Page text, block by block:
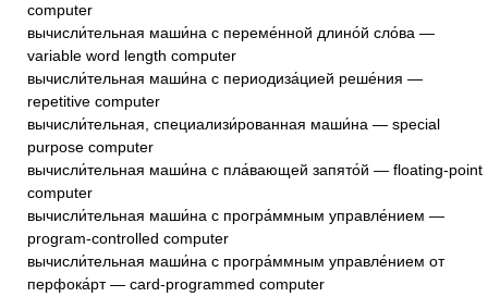
computer
вычисли́тельная маши́на с переме́нной длино́й сло́ва —
variable word length computer
вычисли́тельная маши́на с периодиза́цией реше́ния —
repetitive computer
вычисли́тельная, специализи́рованная маши́на — special
purpose computer
вычисли́тельная маши́на с пла́вающей запято́й — floating-point
computer
вычисли́тельная маши́на с програ́ммным управле́нием —
program-controlled computer
вычисли́тельная маши́на с програ́ммным управле́нием от
перфока́рт — card-programmed computer